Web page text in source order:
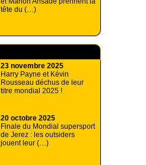
tête du (…)
23 novembre 2025
Harry Payne et Kévin
Rousseau déchus de leur
titre mondial 2025 !
20 octobre 2025
Finale du Mondial supersport
de Jerez : les outsiders
jouent leur (…)